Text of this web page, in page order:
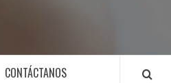
CONTÁCTANOS